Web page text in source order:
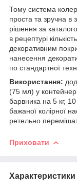
Тому система
проста та зручна в
рішення за
в рецептурі
декоративним
нанесення
по стандартної
Використання:
(75 мл) у
барвника на 5 кг,
бажаної колірної
ретельно
Приховати
Характеристики